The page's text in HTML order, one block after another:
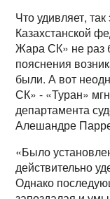
Что удивляет,
Казахстанской
Жара СК» не раз
пояснения
были. А вот
СК» - «Туран»
департамента
Алешандре
«Было
действительно
Однако